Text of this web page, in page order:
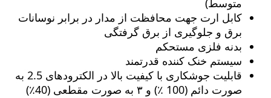
متوسط)
کابل ارت جهت محافظت از مدار در برابر نوسانات
برق و جلوگیری از برق گرفتگی
بدنه فلزی مستحکم
سیستم خنک کننده قدرتمند
قابلیت جوشکاری با کیفیت بالا در الکترودهای 2.5 به
صورت دائم (100 ٪) و ۳ به صورت مقطعی (40٪)